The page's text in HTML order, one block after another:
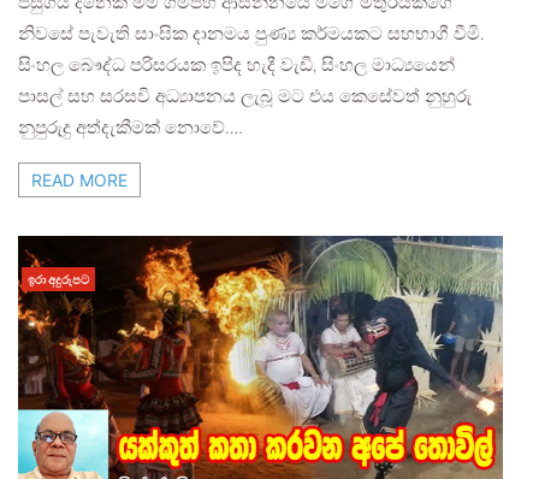
නිවසේ පැවැති සාංඝික දානමය පුණ්‍ය කර්මයකට සහභාගී වීමි.
සිංහල බෞද්ධ පරිසරයක ඉපිද හැදී වැඩී, සිංහල මාධ්‍යයෙන්
පාසල් සහ සරසවි අධ්‍යාපනය ලැබූ මට එය කෙසේවත් නුහුරු
නුපුරුදු අත්දැකීමක් නොවේ.…
READ MORE
ඉරා අදුරුපට